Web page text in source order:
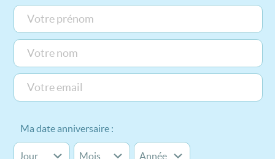
Ma date anniversaire :